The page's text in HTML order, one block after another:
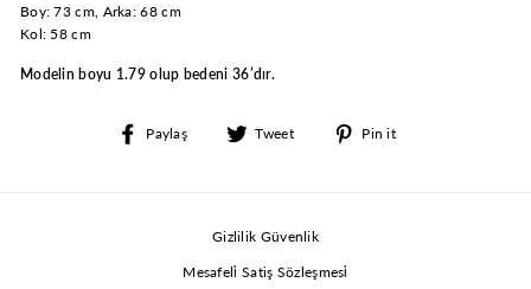
Boy: 73 cm, Arka: 68 cm
Kol: 58 cm
Modelin boyu 1.79 olup bedeni 36’dır.
Paylaş
Facebook'ta
Tweet
Twitter'daPin it
Gizlilik Güvenlik
Mesafeli̇ Satiş Sözleşmesi̇